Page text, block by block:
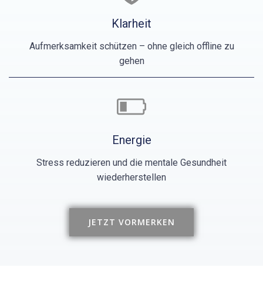
Klarheit
Aufmerksamkeit schützen – ohne gleich offline zu
gehen
Energie
Stress reduzieren und die mentale Gesundheit
wiederherstellen
JETZT VORMERKEN